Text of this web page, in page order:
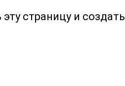
страницу и создать